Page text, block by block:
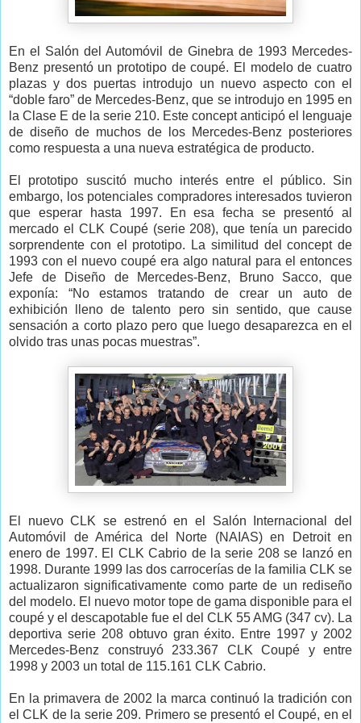
En el Salón del Automóvil de Ginebra de 1993 Mercedes-
Benz presentó un prototipo de coupé. El modelo de cuatro
plazas y dos puertas introdujo un nuevo aspecto con el
“doble faro” de Mercedes-Benz, que se introdujo en 1995 en
la Clase E de la serie 210. Este concept anticipó el lenguaje
de diseño de muchos de los Mercedes-Benz posteriores
como respuesta a una nueva estratégica de producto.
El prototipo suscitó mucho interés entre el público. Sin
embargo, los potenciales compradores interesados tuvieron
que esperar hasta 1997. En esa fecha se presentó al
mercado el CLK Coupé (serie 208), que tenía un parecido
sorprendente con el prototipo. La similitud del concept de
1993 con el nuevo coupé era algo natural para el entonces
Jefe de Diseño de Mercedes-Benz, Bruno Sacco, que
exponía: “No estamos tratando de crear un auto de
exhibición lleno de talento pero sin sentido, que cause
sensación a corto plazo pero que luego desaparezca en el
olvido tras unas pocas muestras”.
El nuevo CLK se estrenó en el Salón Internacional del
Automóvil de América del Norte (NAIAS) en Detroit en
enero de 1997. El CLK Cabrio de la serie 208 se lanzó en
1998. Durante 1999 las dos carrocerías de la familia CLK se
actualizaron significativamente como parte de un rediseño
del modelo. El nuevo motor tope de gama disponible para el
coupé y el descapotable fue el del CLK 55 AMG (347 cv). La
deportiva serie 208 obtuvo gran éxito. Entre 1997 y 2002
Mercedes-Benz construyó 233.367 CLK Coupé y entre
1998 y 2003 un total de 115.161 CLK Cabrio.
En la primavera de 2002 la marca continuó la tradición con
el CLK de la serie 209. Primero se presentó el Coupé, en el